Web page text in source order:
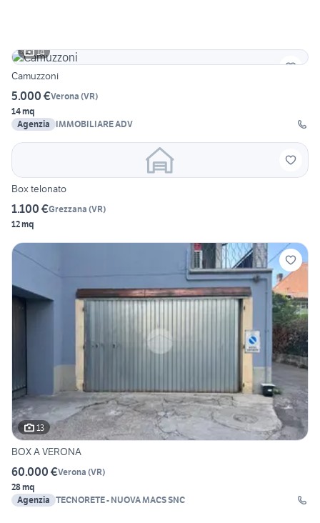
14
Camuzzoni
5.000 €Verona (VR)
14 mq
Agenzia
IMMOBILIARE ADV
Box telonato
1.100 €Grezzana (VR)
12 mq
13
BOX A VERONA
60.000 €Verona (VR)
28 mq
Agenzia TECNORETE - NUOVA MACS SNC